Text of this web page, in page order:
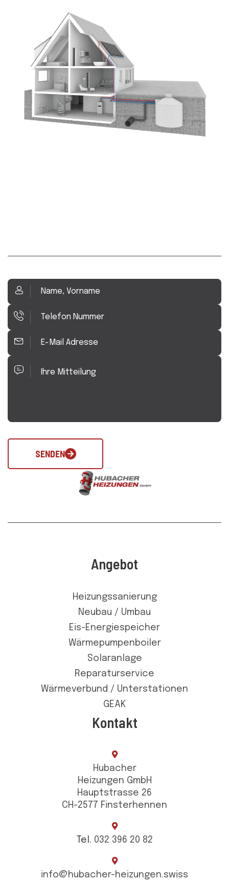
SENDEN
Angebot
Heizungssanierung
Neubau / Umbau
Eis-Energiespeicher
Wärmepumpenboiler
Solaranlage
Reparaturservice
Wärmeverbund / Unterstationen
GEAK
Kontakt
Hubacher
Heizungen GmbH
Hauptstrasse 26
CH-2577 Finsterhennen
Tel. 032 396 20 82
info@hubacher-heizungen.swiss